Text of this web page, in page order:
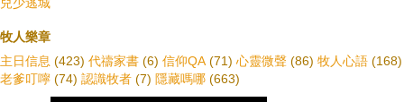
牧人樂章
主日信息 (423) 代禱家書 (6) 信仰QA (71) 心靈微聲 (86) 牧人心語 (168)
老爹叮嚀 (74) 認識牧者 (7) 隱藏嗎哪 (663)